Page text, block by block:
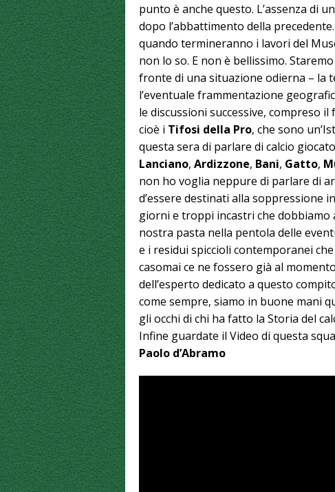
punto è anche questo. L’assenza di
dopo l’abbattimento della
quando termineranno i lavori del
non lo so. E non è bellissimo.
fronte di una situazione odierna – la
l’eventuale frammentazione
le discussioni successive,
cioè i Tifosi della Pro, che sono
questa sera di parlare di calcio
Lanciano, Ardizzone, Bani, Gatto,
non ho voglia neppure di parlare di
d’essere destinati alla soppressione
giorni e troppi incastri che
nostra pasta nella pentola delle
e i residui spiccioli contemporanei
casomai ce ne fossero già al
dell’esperto dedicato a questo
come sempre, siamo in buone mani
gli occhi di chi ha fatto la Storia del
Infine guardate il Video di questa
Paolo d’Abramo